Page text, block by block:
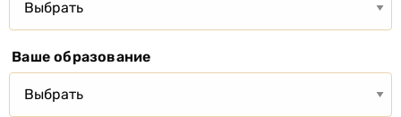
Ваше образование